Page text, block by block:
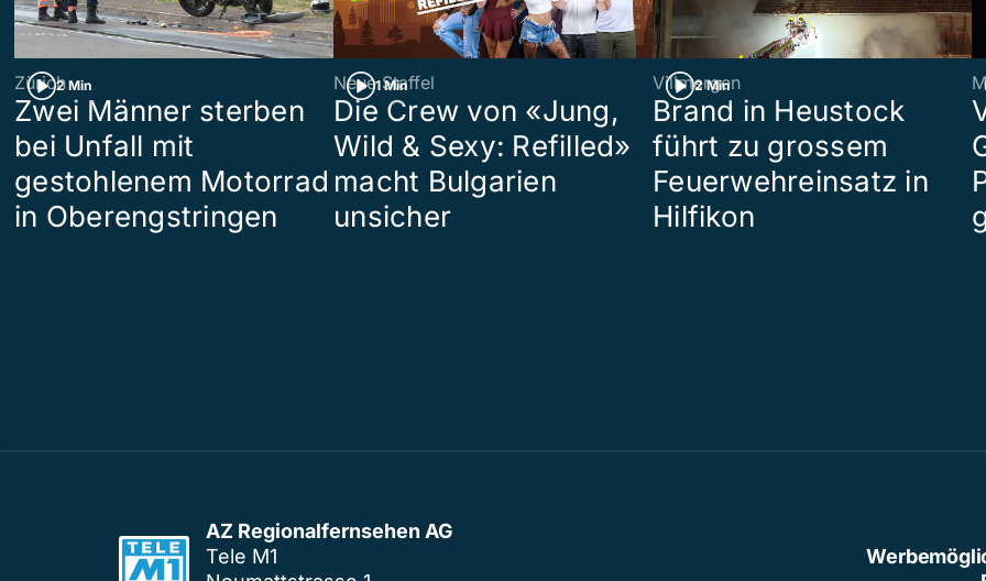
2 Min
Zürich
Zwei Männer sterben
bei Unfall mit
gestohlenem Motorrad
in Oberengstringen
1 Min
Neue Staffel
Die Crew von «Jung,
Wild & Sexy: Refilled»
macht Bulgarien
unsicher
2 Min
Villmergen
Brand in Heustock
führt zu grossem
Feuerwehreinsatz in
Hilfikon
AZ Regionalfernsehen AG
Tele M1